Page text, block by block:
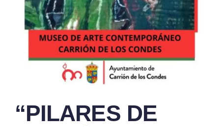
“PILARES DE